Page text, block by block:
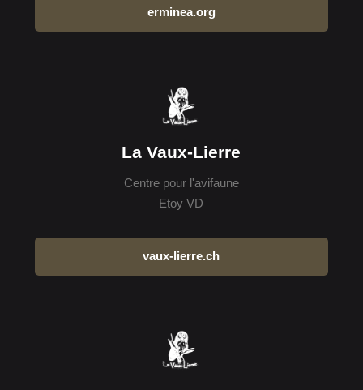
erminea.org
La Vaux-Lierre
Centre pour l'avifaune
Etoy VD
vaux-lierre.ch